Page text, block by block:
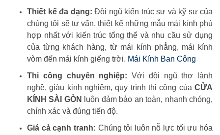
Thiết kế đa dạng: Đội ngũ kiến trúc sư và kỹ sư của
chúng tôi sẽ tư vấn, thiết kế những mẫu mái kính phù
hợp nhất với kiến trúc tổng thể và nhu cầu sử dụng
của từng khách hàng, từ mái kính phẳng, mái kính
vòm đến mái kính giếng trời. Mái Kính Ban Công
Thi công chuyên nghiệp: Với đội ngũ thợ lành
nghề, giàu kinh nghiệm, quy trình thi công của CỬA
KÍNH SÀI GÒN
luôn đảm bảo an toàn, nhanh chóng,
chính xác và đúng tiến độ.
Giá cả cạnh tranh: Chúng tôi luôn nỗ lực tối ưu hóa